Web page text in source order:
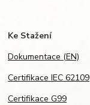
Ke Stažení
Dokumentace (EN)
Certifikace IEC 62109
Certifikace G99